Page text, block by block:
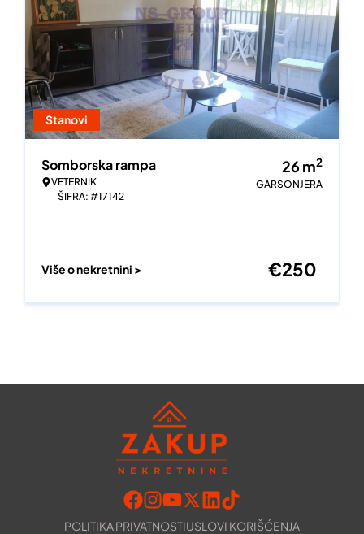
Stanovi
Somborska rampa
VETERNIK
ŠIFRA: #17142
26 m2
GARSONJERA
Više o nekretnini > €250
POLITIKA PRIVATNOSTIUSLOVI KORIŠĆENJA